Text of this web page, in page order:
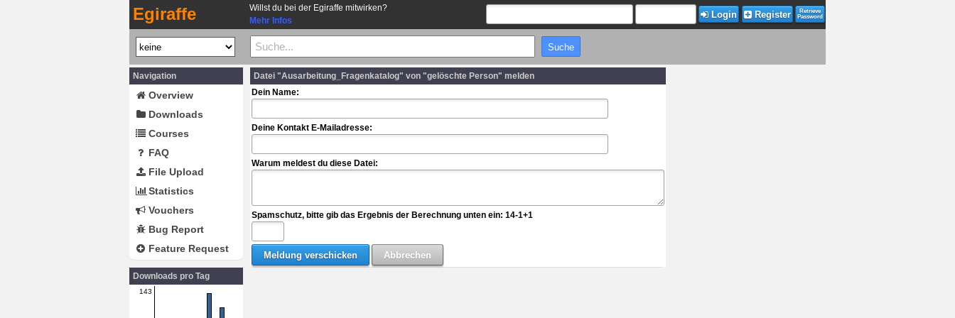
Egiraffe
Willst du bei der Egiraffe mitwirken?
Mehr Infos
Login Register
Retrieve
Password
Navigation
Overview
Downloads
Courses
FAQ
File Upload
Statistics
Vouchers
Bug Report
Feature Request
Downloads pro Tag
143
Datei "Ausarbeitung_Fragenkatalog" von "gelöschte Person" melden
Dein Name:
Deine Kontakt E-Mailadresse:
Warum meldest du diese Datei:
Spamschutz, bitte gib das Ergebnis der Berechnung unten ein: 14-1+1